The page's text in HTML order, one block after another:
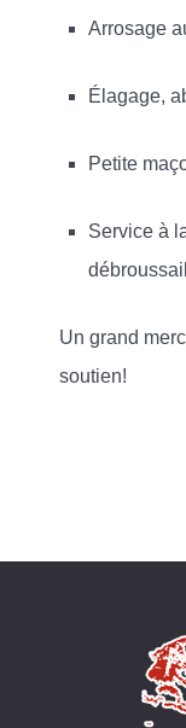
Arrosage
Élagage,
Petite
Service à
Un grand
soutien!